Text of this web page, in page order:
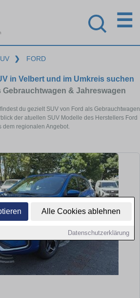
Alle Cookies ablehnen
Datenschutzerklärung
☰
❯ FORD
in Velbert und im Umkreis suchen
Gebrauchtwagen & Jahreswagen
du gezielt SUV von Ford als Gebrauchtwagen
der atuellen SUV Modelle des Herstellers Ford
dem regionalen Angebot.